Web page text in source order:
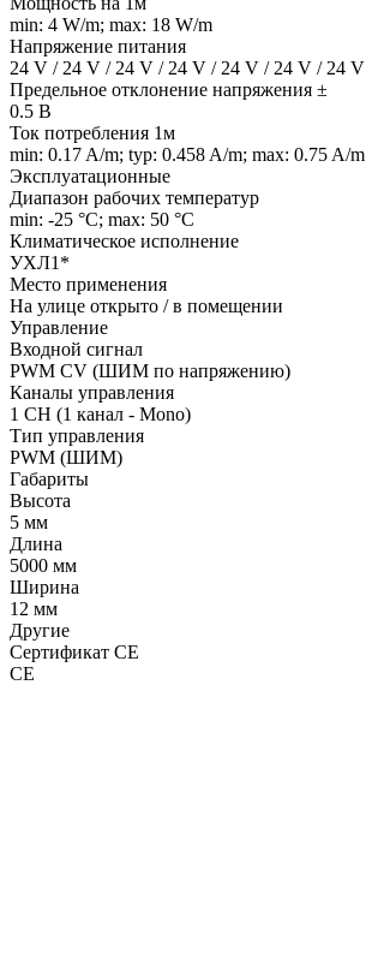
min: 4 W/m; max: 18 W/m
Напряжение питания
24 V / 24 V / 24 V / 24 V / 24 V / 24 V / 24 V
Предельное отклонение напряжения ±
0.5 В
Ток потребления 1м
min: 0.17 A/m; typ: 0.458 A/m; max: 0.75 A/m
Эксплуатационные
Диапазон рабочих температур
min: -25 °C; max: 50 °C
Климатическое исполнение
УХЛ1*
Место применения
На улице открыто / в помещении
Управление
Входной сигнал
PWM СV (ШИМ по напряжению)
Каналы управления
1 CH (1 канал - Mono)
Тип управления
PWM (ШИМ)
Габариты
Высота
5 мм
Длина
5000 мм
Ширина
12 мм
Другие
Сертификат CE
CE